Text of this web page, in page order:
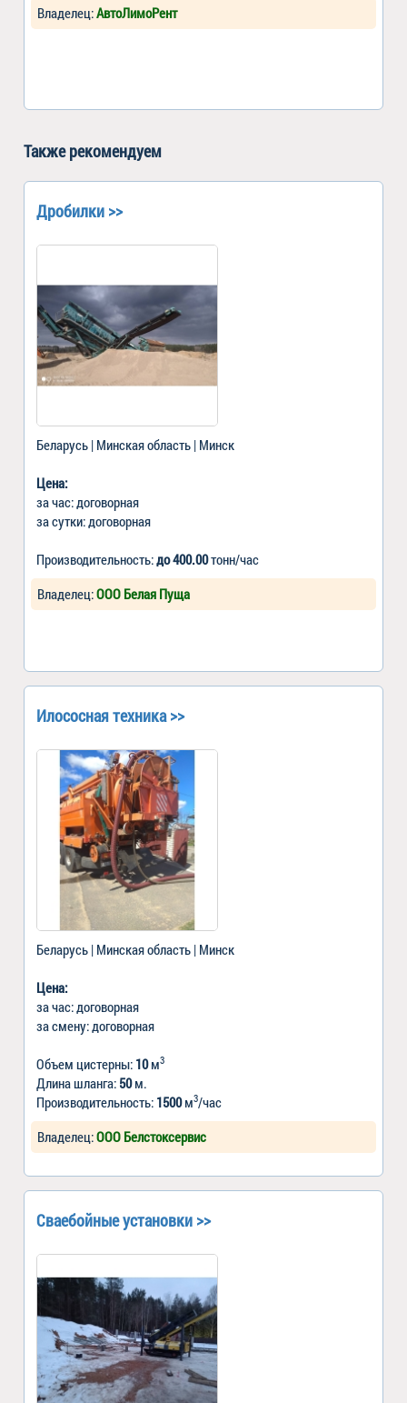
Владелец:АвтоЛимоРент
Также рекомендуем
Дробилки >>
Беларусь | Минская область | Минск
Цена:
за час: договорная
за сутки: договорная
Производительность:до 400.00тонн/час
Владелец:ООО Белая Пуща
Илососная техника >>
Беларусь | Минская область | Минск
Цена:
за час: договорная
за смену: договорная
Объем цистерны: 10м3
Длина шланга: 50м.
Производительность: 1500м3/час
Владелец:ООО Белстоксервис
Сваебойные установки >>